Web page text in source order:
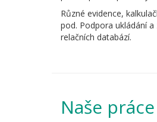
Různé evidence,
pod. Podpora ukládání
relačních databází.
Naše práce